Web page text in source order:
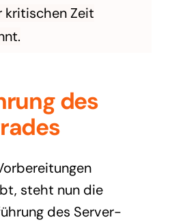
kritischen Zeit
des
steht nun die
des Server-